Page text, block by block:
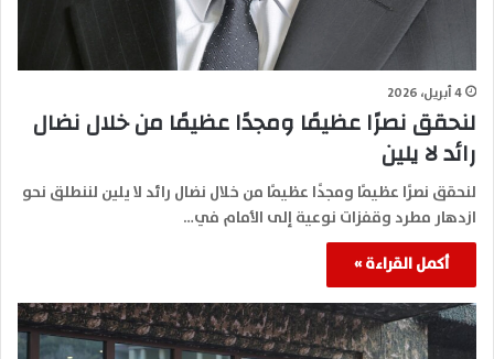
4 أبريل، 2026
لنحقق نصرًا عظيمًا ومجدًا عظيمًا من خلال نضال
رائد لا يلين
لنحقق نصرًا عظيمًا ومجدًا عظيمًا من خلال نضال رائد لا يلين لننطلق نحو
ازدهار مطرد وقفزات نوعية إلى الأمام في…
أكمل القراءة »